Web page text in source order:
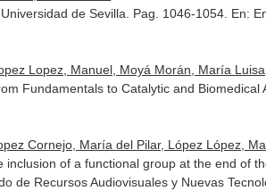
de Sevilla. Pag. 1046-1054. En:
Lopez, Manuel, Moyá Morán, María
Fundamentals to Catalytic and Biomedical
Cornejo, María del Pilar, López López,
of a functional group at the end of
de Recursos Audiovisuales y Nuevas